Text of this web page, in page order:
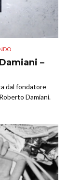
–
dal fondatore
Damiani.